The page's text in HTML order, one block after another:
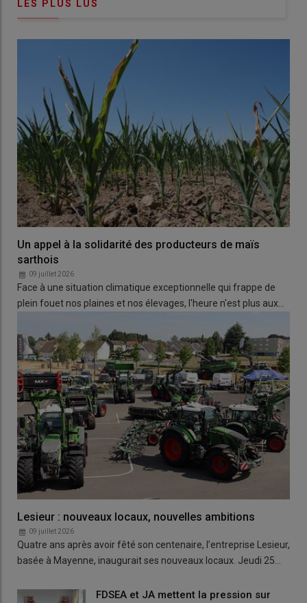
LES PLUS LUS
Un appel à la solidarité des producteurs de maïs
sarthois
09 juillet 2026
Face à une situation climatique exceptionnelle qui frappe de
plein fouet nos plaines et nos élevages, l'heure n'est plus aux…
Lesieur : nouveaux locaux, nouvelles ambitions
09 juillet 2026
Quatre ans après avoir fêté son centenaire, l’entreprise Lesieur,
basée à Mayenne, inaugurait ses nouveaux locaux. Jeudi 25…
FDSEA et JA mettent la pression sur